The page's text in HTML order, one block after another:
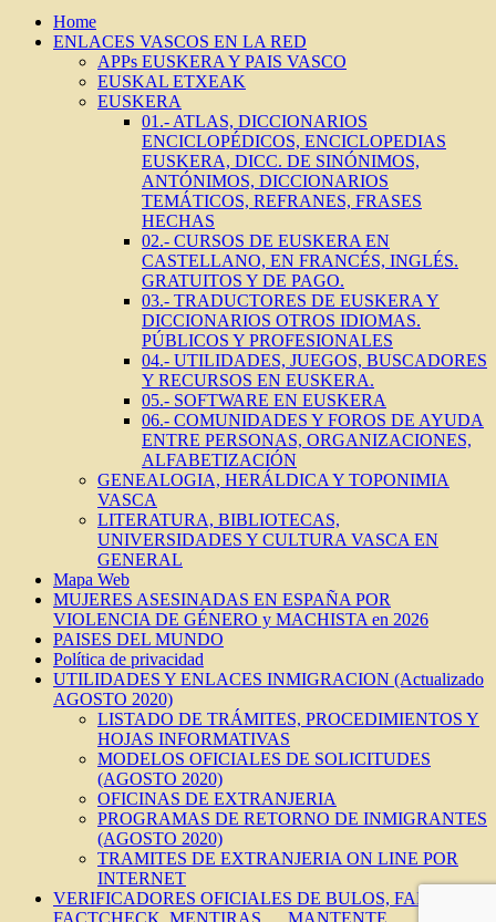
Home
ENLACES VASCOS EN LA RED
APPs EUSKERA Y PAIS VASCO
EUSKAL ETXEAK
EUSKERA
01.- ATLAS, DICCIONARIOS
ENCICLOPÉDICOS, ENCICLOPEDIAS
EUSKERA, DICC. DE SINÓNIMOS,
ANTÓNIMOS, DICCIONARIOS
TEMÁTICOS, REFRANES, FRASES
HECHAS
02.- CURSOS DE EUSKERA EN
CASTELLANO, EN FRANCÉS, INGLÉS.
GRATUITOS Y DE PAGO.
03.- TRADUCTORES DE EUSKERA Y
DICCIONARIOS OTROS IDIOMAS.
PÚBLICOS Y PROFESIONALES
04.- UTILIDADES, JUEGOS, BUSCADORES
Y RECURSOS EN EUSKERA.
05.- SOFTWARE EN EUSKERA
06.- COMUNIDADES Y FOROS DE AYUDA
ENTRE PERSONAS, ORGANIZACIONES,
ALFABETIZACIÓN
GENEALOGIA, HERÁLDICA Y TOPONIMIA
VASCA
LITERATURA, BIBLIOTECAS,
UNIVERSIDADES Y CULTURA VASCA EN
GENERAL
Mapa Web
MUJERES ASESINADAS EN ESPAÑA POR
VIOLENCIA DE GÉNERO y MACHISTA en 2026
PAISES DEL MUNDO
Política de privacidad
UTILIDADES Y ENLACES INMIGRACION (Actualizado
AGOSTO 2020)
LISTADO DE TRÁMITES, PROCEDIMIENTOS Y
HOJAS INFORMATIVAS
MODELOS OFICIALES DE SOLICITUDES
(AGOSTO 2020)
OFICINAS DE EXTRANJERIA
PROGRAMAS DE RETORNO DE INMIGRANTES
(AGOSTO 2020)
TRAMITES DE EXTRANJERIA ON LINE POR
INTERNET
VERIFICADORES OFICIALES DE BULOS, FAKES,